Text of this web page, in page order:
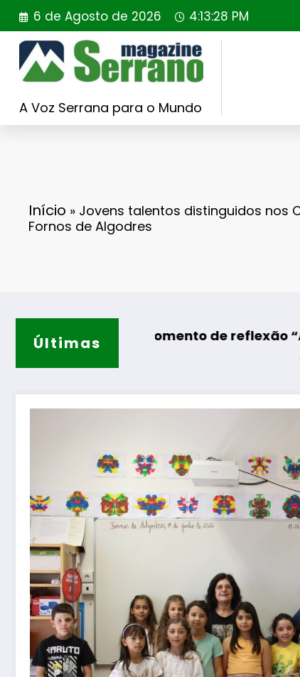
Saltar
para
conteúdo
6 de Agosto de 2026 4:13:30 PM
A Voz Serrana para o Mundo
Início » Jovens talentos distinguidos nos
Fornos de Algodres
Últimas
de reflexão “As Tecedeiras –
Guarda –